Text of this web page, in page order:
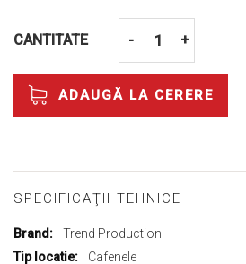
CANTITATE - +
ADAUGĂ LA CERERE
SPECIFICAŢII TEHNICE
Mai
multe
Trend Production
Cafenele